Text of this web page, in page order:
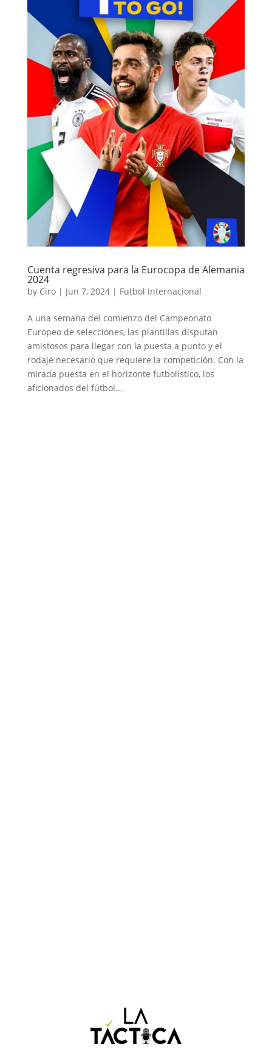
Cuenta regresiva para la Eurocopa de Alemania
2024
by Ciro| Jun 7, 2024| Futbol Internacional
A una semana del comienzo del Campeonato
Europeo de selecciones, las plantillas disputan
amistosos para llegar con la puesta a punto y el
rodaje necesario que requiere la competición. Con la
mirada puesta en el horizonte futbolístico, los
aficionados del fútbol...